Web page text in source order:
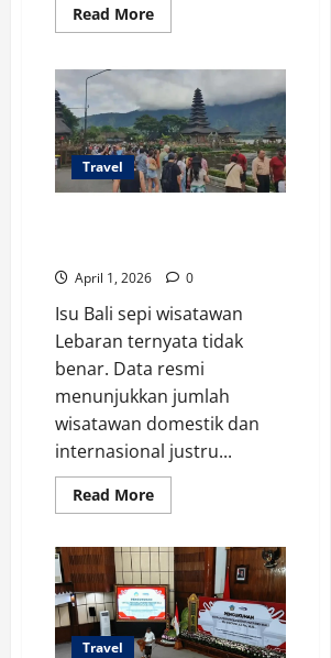
Read MoreRead
more
Leguna
Magelang
Bidik
Pasar
Milenial
dan
Akmil
Travel
April 1, 2026 0
Isu Bali sepi wisatawan
Lebaran ternyata tidak
benar. Data resmi
menunjukkan jumlah
wisatawan domestik dan
internasional justru...
Read MoreRead
more
Sepi
Wisatawan
Lebaran?
Ini
Data
Sebenarnya
Travel